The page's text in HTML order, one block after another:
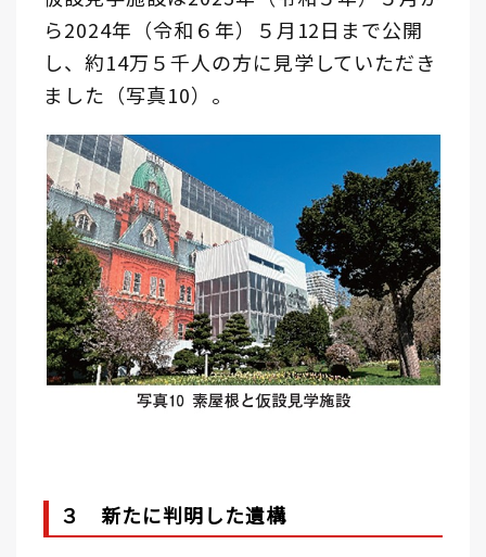
ら2024年（令和６年）５月12日まで公開
し、約14万５千人の方に見学していただき
ました（写真10）。
３ 新たに判明した遺構